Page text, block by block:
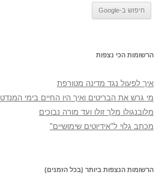
הרשומות הכי נצפות
איך לפעול נגד מדינה מטורפת
מי גרש את הבריטים ואיך היו החיים בימי המנדט
מלובנגולו מלך זולו ועד מורה נבוכים
מכתב גלוי ל"אידיוטים שימושיים"
הרשומות הנצפות ביותר (בכל הזמנים)